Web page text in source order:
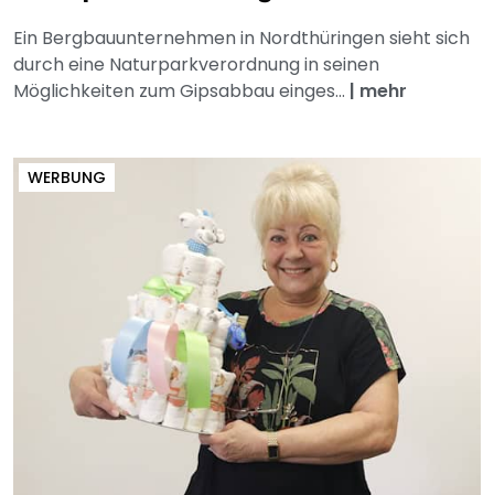
Ein Bergbauunternehmen in Nordthüringen sieht sich
durch eine Naturparkverordnung in seinen
Möglichkeiten zum Gipsabbau einges... | mehr
WERBUNG